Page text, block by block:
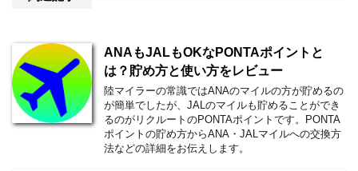
ANAもJALもOKなPONTAポイントと
は？貯め方と使い方をレビュー
陸マイラーの常識ではANAのマイルの方が貯めるの
が簡単でしたが、JALのマイルも貯めることができ
るのがリクルートのPONTAポイントです。PONTA
ポイントの貯め方からANA・JALマイルへの交換方
法などの詳細をお伝えします。